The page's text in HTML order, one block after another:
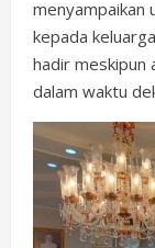
menyampaikan
kepada
hadir meskipun
dalam waktu